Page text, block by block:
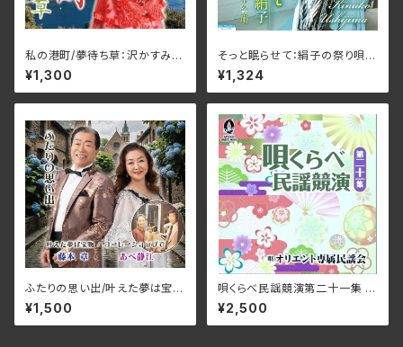
私の港町/夢待ち草：沢かすみ
ORDC-2142(仕様:CD)
¥1,300
そっと眠らせて：絹子の祭り唄/
牛島絹子 SILK-JP073(仕様:
CD)
¥1,324
ふたりの思い出/叶えた夢は宝
物/コーヒーショップで/あべ静江
＆藤本章 JMG-34(仕様:C
D)
¥1,500
唄くらべ民謡競演第二十一集 /
オリエント専属民謡会 OMTE
-9019(仕様:CD)
¥2,500